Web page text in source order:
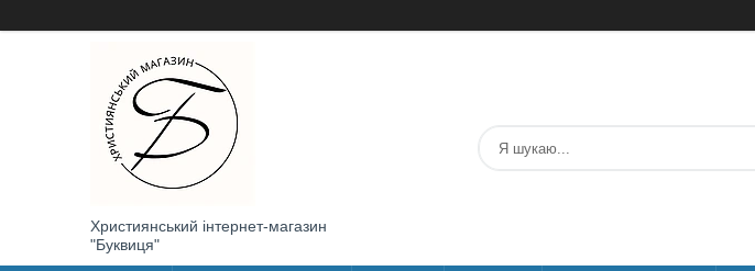
Християнський інтернет-магазин
"Буквиця"